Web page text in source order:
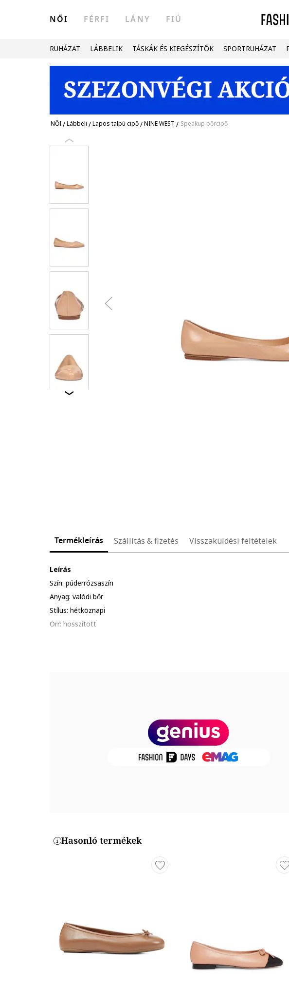
NŐI FÉRFI LÁNY FIÚ
RUHÁZAT LÁBBELIK TÁSKÁK ÉS KIEGÉSZÍTŐK SPORTRUHÁZAT
NŐI/Lábbeli /Lapos talpú cipő/NINE WEST / Speakup bőrcipő
Termékleírás Szállítás & fizetés Visszaküldési feltételek
Leírás
Szín: púderrózsaszín
Anyag: valódi bőr
Stílus: hétköznapi
Orr: hosszított
Hasonló termékek